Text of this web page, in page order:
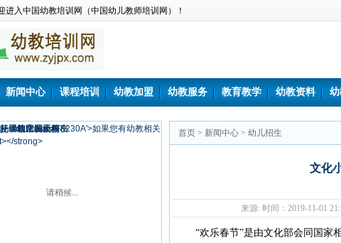
入中国幼教培训网（中国幼儿教师培训网）！
新闻中心 课程培训 幼教加盟 幼教服务 教育教学 幼教资料
请稍候...
首页 > 新闻中心 > 幼儿招生
文化
来源: 时间：2019-11-01
“欢乐春节”是由文化部会同国家相